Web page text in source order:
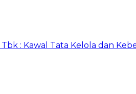
: Kawal Tata Kelola dan